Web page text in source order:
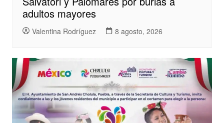
adultos mayores
Valentina Rodríguez 8 agosto, 2026